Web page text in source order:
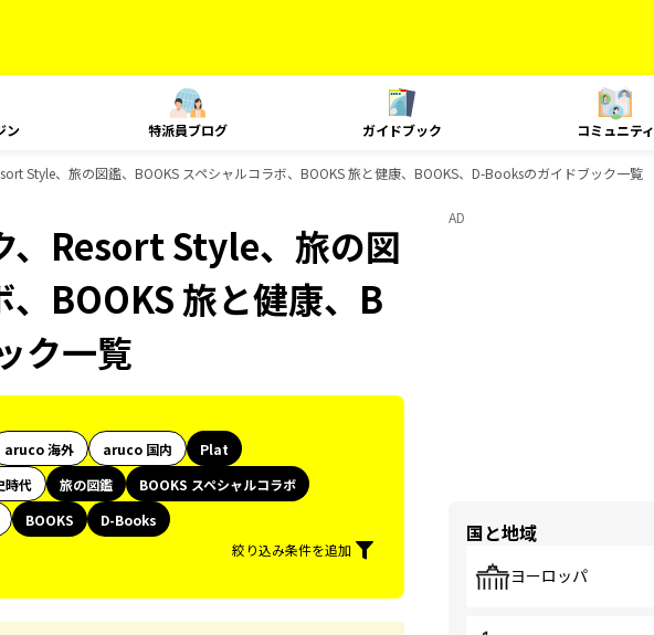
ン 特派員ブログ ガイドブック コミュニティ
Style、旅の図鑑、BOOKS スペシャルコラボ、BOOKS 旅と健康、BOOKS、D-Booksのガイドブック一覧
、Resort Style、旅の図
BOOKS 旅と健康、B
ク一覧
aruco 海外 aruco 国内
Plat
時代 旅の図鑑
BOOKS スペシャルコラボ
BOOKS
D-Books
絞り込み条件を追加
AD
国と地域
ヨーロッパ